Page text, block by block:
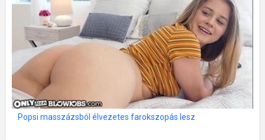
Popsi masszázsból élvezetes farokszopás lesz